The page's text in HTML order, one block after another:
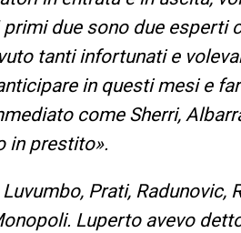
due sono due esperti
tanti infortunati e
in questi mesi e
come Sherri,
in prestito».
Prati, Radunovic,
Luperto avevo